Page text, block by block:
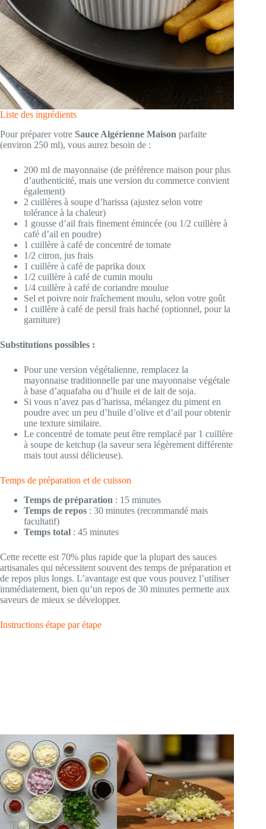
Liste des ingrédients
Pour préparer votre Sauce Algérienne Maison parfaite
(environ 250 ml), vous aurez besoin de :
200 ml de mayonnaise (de préférence maison pour plus
d’authenticité, mais une version du commerce convient
également)
2 cuillères à soupe d’harissa (ajustez selon votre
tolérance à la chaleur)
1 gousse d’ail frais finement émincée (ou 1/2 cuillère à
café d’ail en poudre)
1 cuillère à café de concentré de tomate
1/2 citron, jus frais
1 cuillère à café de paprika doux
1/2 cuillère à café de cumin moulu
1/4 cuillère à café de coriandre moulue
Sel et poivre noir fraîchement moulu, selon votre goût
1 cuillère à café de persil frais haché (optionnel, pour la
garniture)
Substitutions possibles :
Pour une version végétalienne, remplacez la
mayonnaise traditionnelle par une mayonnaise végétale
à base d’aquafaba ou d’huile et de lait de soja.
Si vous n’avez pas d’harissa, mélangez du piment en
poudre avec un peu d’huile d’olive et d’ail pour obtenir
une texture similaire.
Le concentré de tomate peut être remplacé par 1 cuillère
à soupe de ketchup (la saveur sera légèrement différente
mais tout aussi délicieuse).
Temps de préparation et de cuisson
Temps de préparation : 15 minutes
Temps de repos : 30 minutes (recommandé mais
facultatif)
Temps total : 45 minutes
Cette recette est 70% plus rapide que la plupart des sauces
artisanales qui nécessitent souvent des temps de préparation et
de repos plus longs. L’avantage est que vous pouvez l’utiliser
immédiatement, bien qu’un repos de 30 minutes permette aux
saveurs de mieux se développer.
Instructions étape par étape